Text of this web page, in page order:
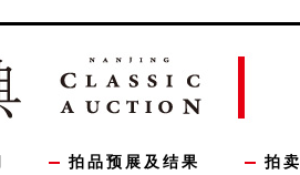
拍品预展及结果 拍